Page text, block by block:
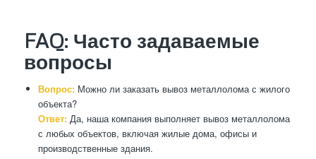
FAQ: Часто задаваемые
вопросы
Вопрос:Можно ли заказать вывоз металлолома с жилого
объекта?
Ответ:Да, наша компания выполняет вывоз металлолома
с любых объектов, включая жилые дома, офисы и
производственные здания.